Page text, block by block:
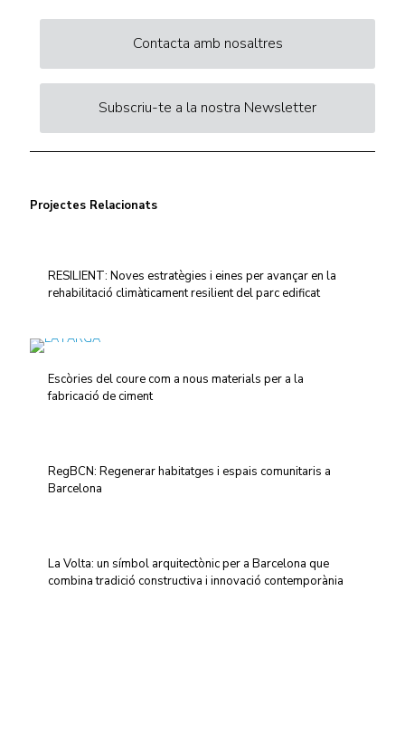
Contacta amb nosaltres
Subscriu-te a la nostra Newsletter
Projectes Relacionats
RESILIENT: Noves estratègies i eines per avançar en la
rehabilitació climàticament resilient del parc edificat
Escòries del coure com a nous materials per a la
fabricació de ciment
RegBCN: Regenerar habitatges i espais comunitaris a
Barcelona
La Volta: un símbol arquitectònic per a Barcelona que
combina tradició constructiva i innovació contemporània